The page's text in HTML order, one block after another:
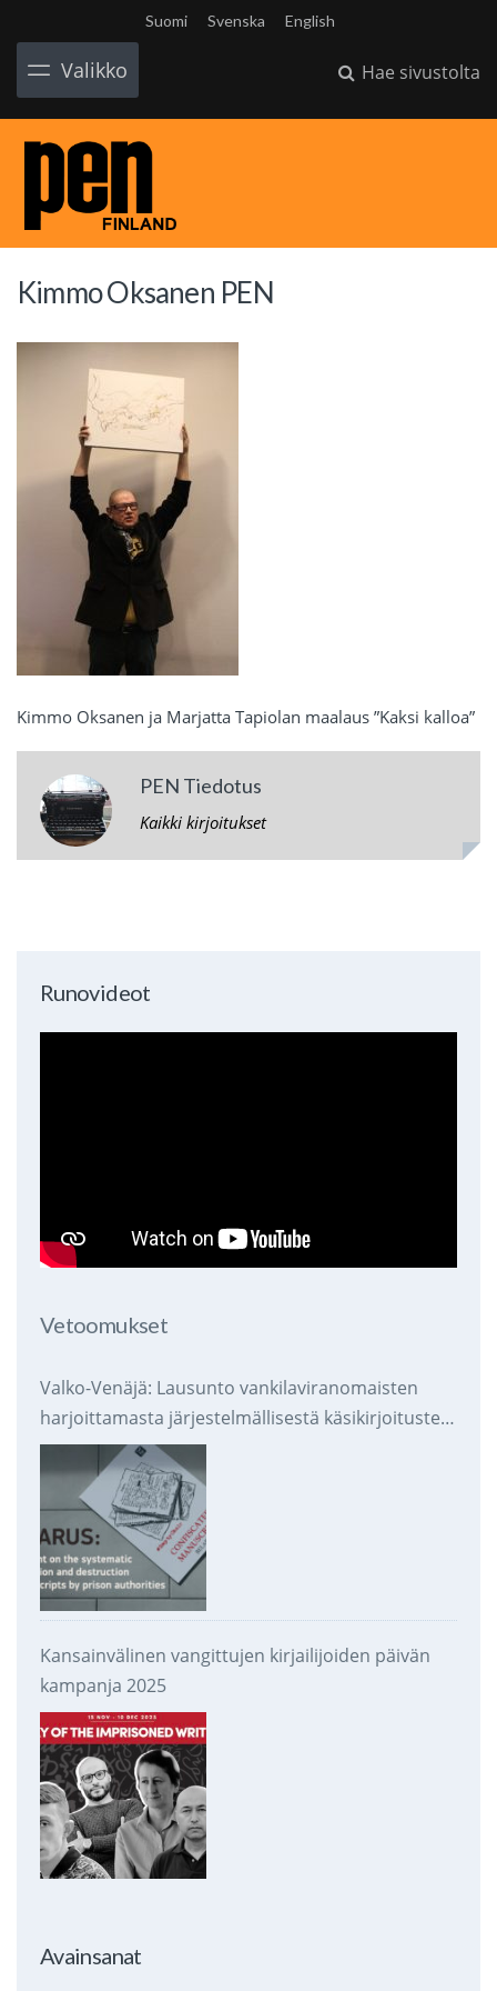
Suomi Svenska English
Valikko Hae sivustolta
Kimmo Oksanen PEN
Kimmo Oksanen ja Marjatta Tapiolan maalaus ”Kaksi kalloa”
PEN Tiedotus
Kaikki kirjoitukset
Runovideot
Vetoomukset
Valko-Venäjä: Lausunto vankilaviranomaisten
harjoittamasta järjestelmällisestä käsikirjoitusten
takavarikoinnista ja tuhoamisesta
Kansainvälinen vangittujen kirjailijoiden päivän
kampanja 2025
Avainsanat